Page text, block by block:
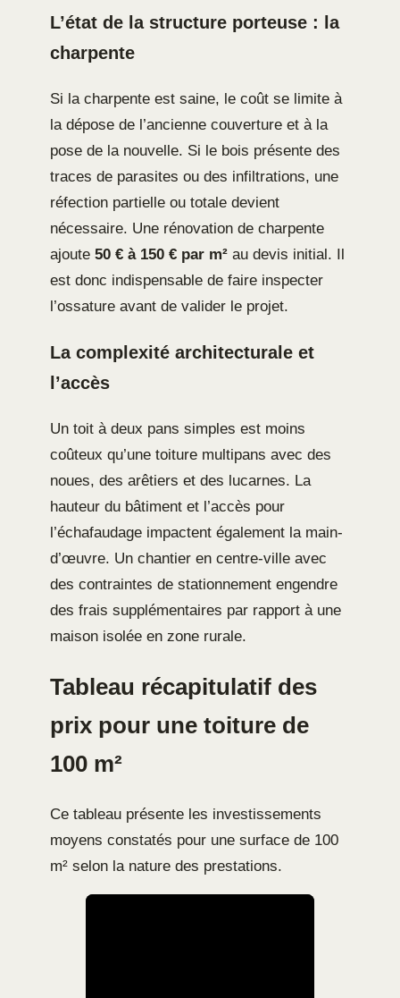
L’état de la structure porteuse : la
charpente
Si la charpente est saine, le coût se limite à
la dépose de l’ancienne couverture et à la
pose de la nouvelle. Si le bois présente des
traces de parasites ou des infiltrations, une
réfection partielle ou totale devient
nécessaire. Une rénovation de charpente
ajoute 50 € à 150 € par m² au devis initial. Il
est donc indispensable de faire inspecter
l’ossature avant de valider le projet.
La complexité architecturale et
l’accès
Un toit à deux pans simples est moins
coûteux qu’une toiture multipans avec des
noues, des arêtiers et des lucarnes. La
hauteur du bâtiment et l’accès pour
l’échafaudage impactent également la main-
d’œuvre. Un chantier en centre-ville avec
des contraintes de stationnement engendre
des frais supplémentaires par rapport à une
maison isolée en zone rurale.
Tableau récapitulatif des
prix pour une toiture de
100 m²
Ce tableau présente les investissements
moyens constatés pour une surface de 100
m² selon la nature des prestations.